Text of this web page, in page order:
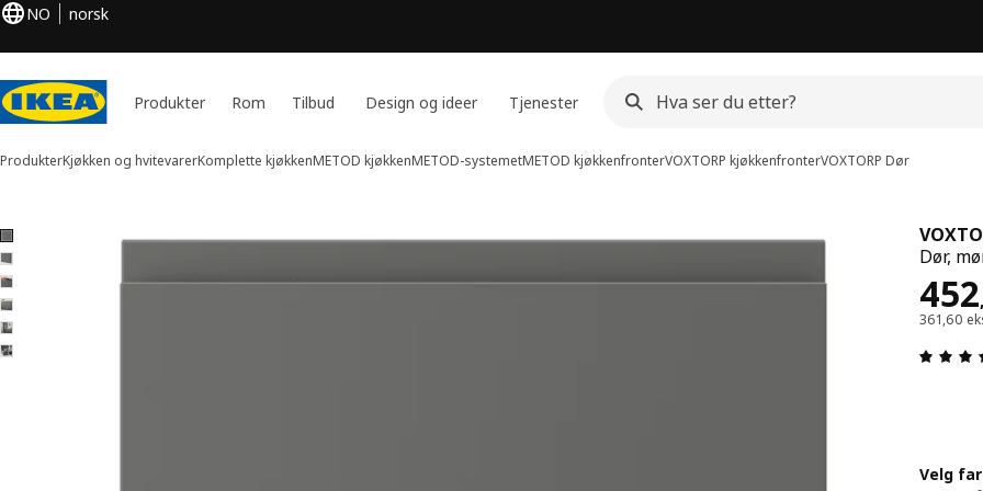
NO norsk
Produkter Rom Tilbud Design og ideer Tjenester
ProdukterKjøkken og hvitevarerKomplette kjøkkenMETOD kjøkkenMETOD-systemetMETOD kjøkkenfronterVOXTORP kjøkkenfronterVOXTORP Dør
6 VOXTORP bilder
over bilder
Dør,
452,
Pris
361,60
Velg